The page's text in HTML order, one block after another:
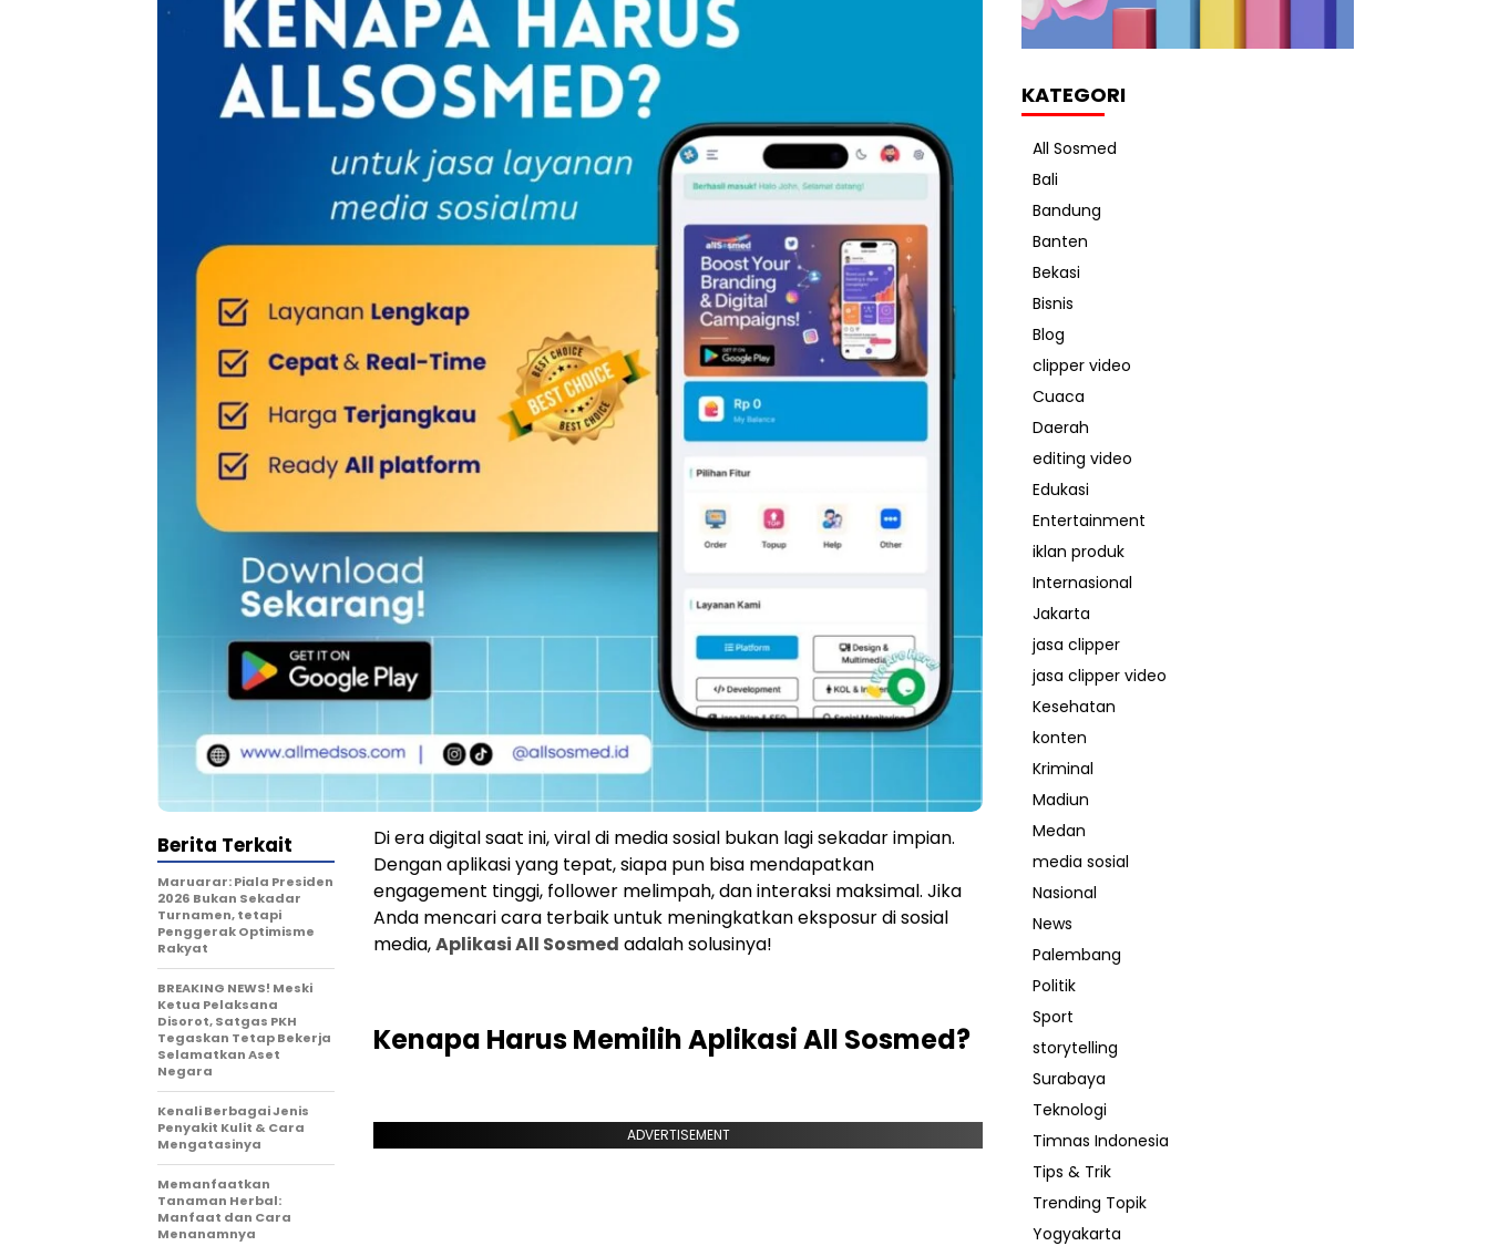
Di era digital saat ini, viral di media sosial bukan lagi sekadar impian.
Dengan aplikasi yang tepat, siapa pun bisa mendapatkan
engagement tinggi, follower melimpah, dan interaksi maksimal. Jika
Anda mencari cara terbaik untuk meningkatkan eksposur di sosial
media,Aplikasi All Sosmed adalah solusinya!
Kenapa Harus Memilih Aplikasi All Sosmed?
ADVERTISEMENT
Berita Terkait
Maruarar: Piala Presiden
2026 Bukan Sekadar
Turnamen, tetapi
Penggerak Optimisme
Rakyat
BREAKING NEWS! Meski
Ketua Pelaksana
Disorot, Satgas PKH
Tegaskan Tetap Bekerja
Selamatkan Aset
Negara
Kenali Berbagai Jenis
Penyakit Kulit & Cara
Mengatasinya
Memanfaatkan
Tanaman Herbal:
Manfaat dan Cara
Menanamnya
KATEGORI
All Sosmed
Bali
Bandung
Banten
Bekasi
Bisnis
Blog
clipper video
Cuaca
Daerah
editing video
Edukasi
Entertainment
iklan produk
Internasional
Jakarta
jasa clipper
jasa clipper video
Kesehatan
konten
Kriminal
Madiun
Medan
media sosial
Nasional
News
Palembang
Politik
Sport
storytelling
Surabaya
Teknologi
Timnas Indonesia
Tips & Trik
Trending Topik
Yogyakarta